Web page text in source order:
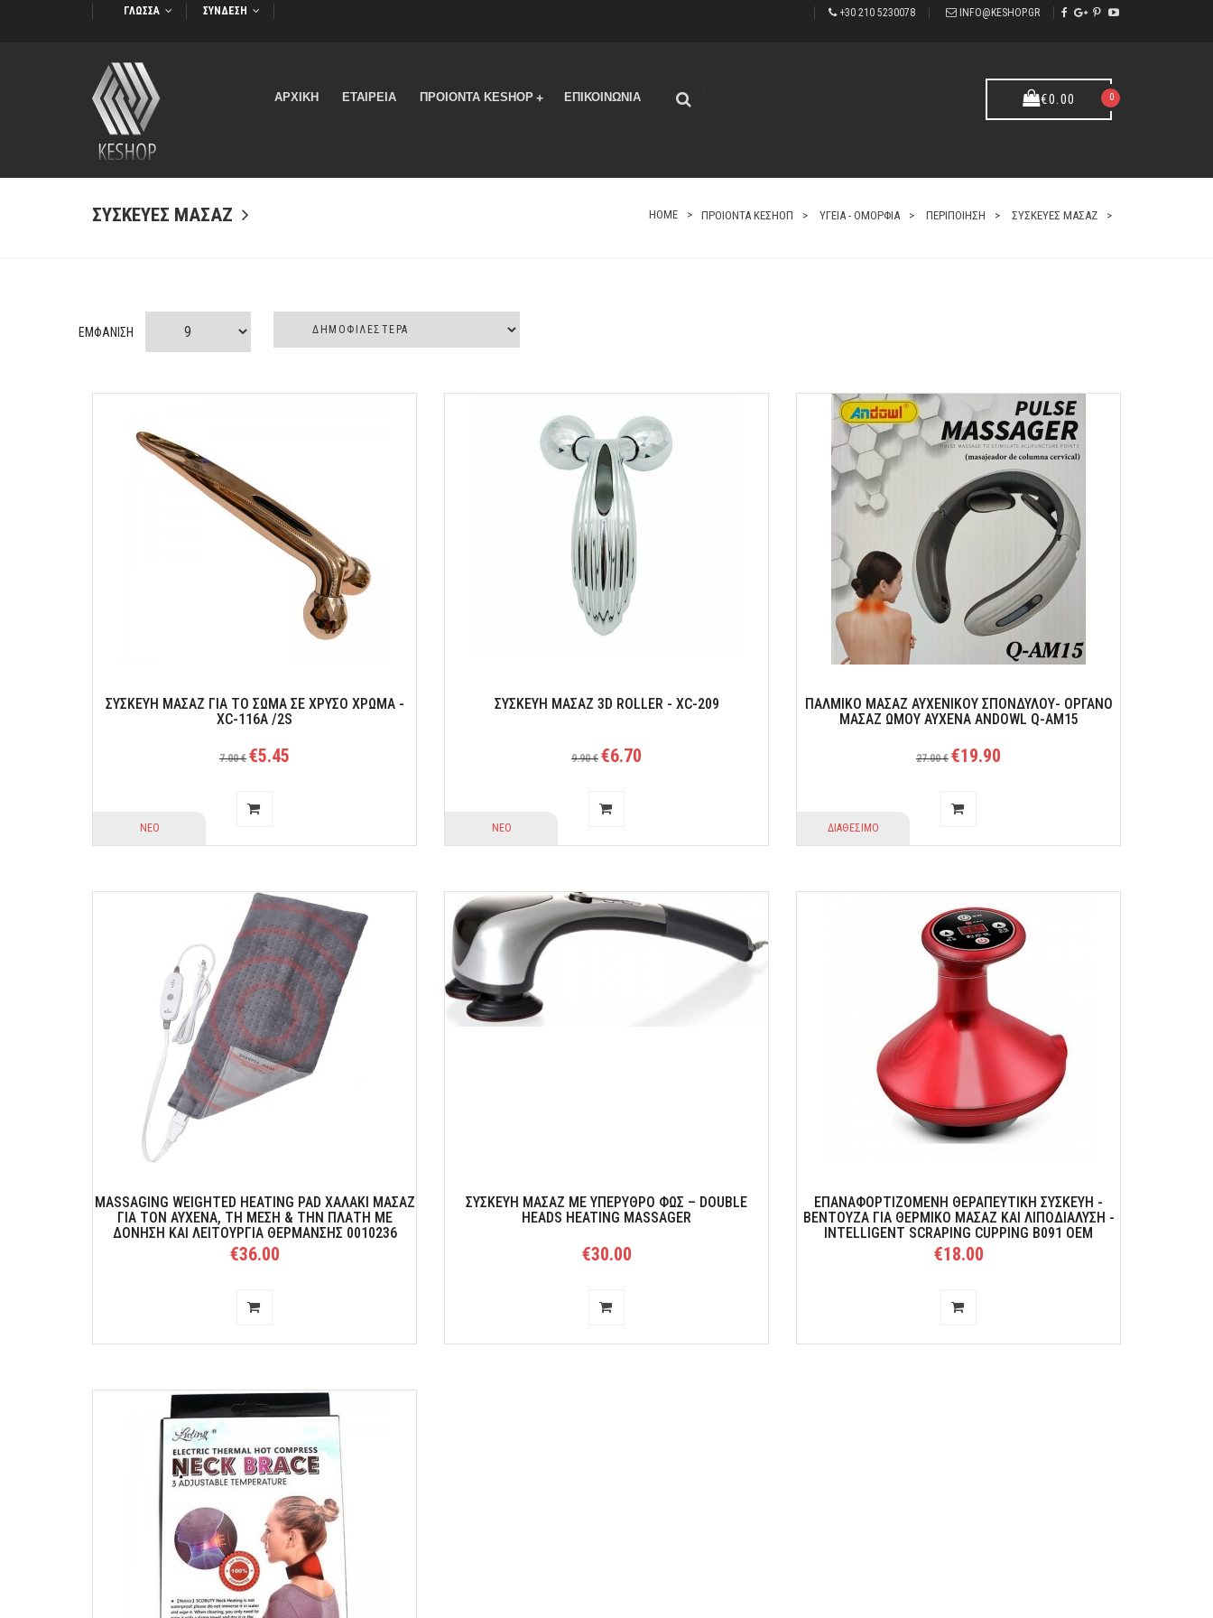
ΓΛΩΣΣΑ ΣΥΝΔΕΣΗ +30 210 5230078 INFO@KESHOP.GR
ΑΡΧΙΚΗ ΕΤΑΙΡΕΙΑ ΠΡΟΙΟΝΤΑ KESHOP + ΕΠΙΚΟΙΝΩΝΙΑ €0.00 0
ΣΥΣΚΕΥΕΣ ΜΑΣΑΖ HOME ΠΡΟΙΟΝΤΑ ΚΕΣΗΟΠ ΥΓΕΙΑ - ΟΜΟΡΦΙΑ ΠΕΡΙΠΟΙΗΣΗ ΣΥΣΚΕΥΕΣ ΜΑΣΑΖ
ΕΜΦΑΝΙΣΗ
ΣΥΣΚΕΥΗ ΜΑΣΑΖ ΓΙΑ ΤΟ ΣΩΜΑ ΣΕ ΧΡΥΣΟ ΧΡΩΜΑ -
XC-116A /2S
7.00 € €5.45
ΝΕΟ
ΣΥΣΚΕΥΗ ΜΑΣΑΖ 3D ROLLER - XC-209
9.90 € €6.70
ΝΕΟ
ΠΑΛΜΙΚΟ ΜΑΣΑΖ ΑΥΧΕΝΙΚΟΥ ΣΠΟΝΔΥΛΟΥ- ΟΡΓΑΝΟ
ΜΑΣΑΖ ΩΜΟΥ ΑΥΧΕΝΑ ANDOWL Q-AM15
27.00 € €19.90
ΔΙΑΘΕΣΙΜΟ
Massaging Weighted Heating Pad Χαλάκι Μασάζ για τον
Αυχένα, τη Μέση & την Πλάτη με Δόνηση και Λειτουργία
Θέρμανσης 0010236
MASSAGING WEIGHTED HEATING PAD ΧΑΛΆΚΙ ΜΑΣΆΖ
ΓΙΑ ΤΟΝ ΑΥΧΈΝΑ, ΤΗ ΜΈΣΗ & ΤΗΝ ΠΛΆΤΗ ΜΕ
ΔΌΝΗΣΗ ΚΑΙ ΛΕΙΤΟΥΡΓΊΑ ΘΈΡΜΑΝΣΗΣ 0010236
€36.00
ΣΥΣΚΕΥΉ ΜΑΣΆΖ ΜΕ ΥΠΈΡΥΘΡΟ ΦΩΣ – DOUBLE
HEADS HEATING MASSAGER
€30.00
Θερμικό Μασάζ και Λιποδιάλυση - Intelligent Scraping
ΕΠΑΝΑΦΟΡΤΙΖΌΜΕΝΗ ΘΕΡΑΠΕΥΤΙΚΉ ΣΥΣΚΕΥΉ -
ΒΕΝΤΟΎΖΑ ΓΙΑ ΘΕΡΜΙΚΌ ΜΑΣΆΖ ΚΑΙ ΛΙΠΟΔΙΆΛΥΣΗ -
INTELLIGENT SCRAPING CUPPING B091 OEM
€18.00
Θερμαινόμενο κολάρο αυχαάνα με usb-Neck Brace